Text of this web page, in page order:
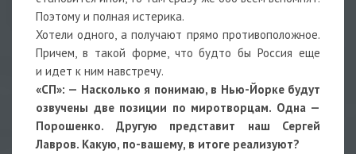
Поэтому и полная истерика.
Хотели одного, а получают прямо противоположное.
Причем, в такой форме, что будто бы Россия еще
и идет к ним навстречу.
«СП»: — Насколько я понимаю, в Нью-Йорке будут
озвучены две позиции по миротворцам. Одна —
Порошенко. Другую представит наш Сергей
Лавров. Какую, по-вашему, в итоге реализуют?